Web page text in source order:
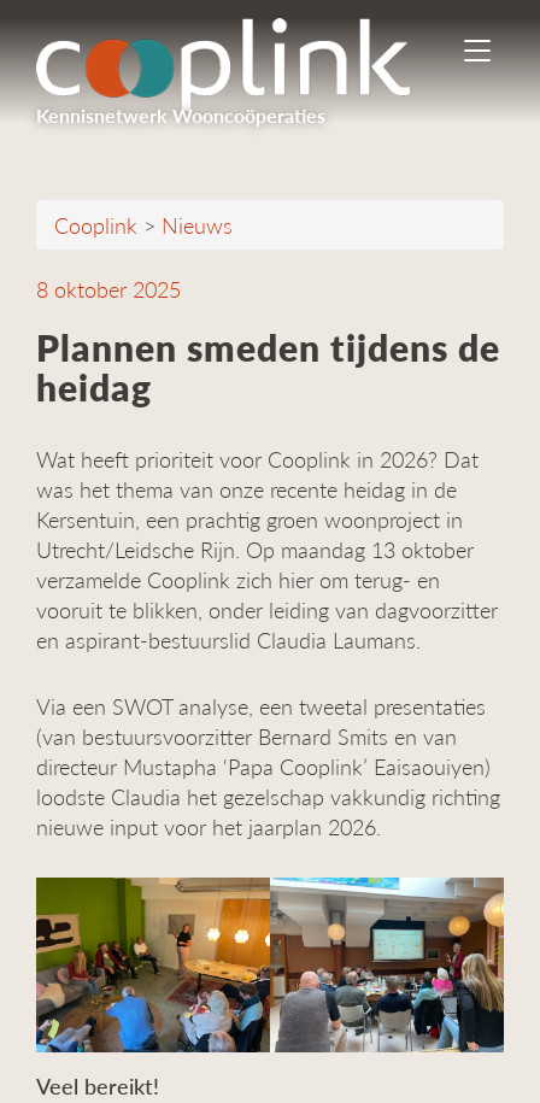
Kennisnetwerk Wooncoöperaties
I
n
-
k
e
n
t
Cooplink > Nieuws
8 oktober 2025
Plannen smeden tijdens de
heidag
Wat heeft prioriteit voor Cooplink in 2026? Dat
was het thema van onze recente heidag in de
Kersentuin, een prachtig groen woonproject in
Utrecht/Leidsche Rijn. Op maandag 13 oktober
verzamelde Cooplink zich hier om terug- en
vooruit te blikken, onder leiding van dagvoorzitter
en aspirant-bestuurslid Claudia Laumans.
Via een SWOT analyse, een tweetal presentaties
(van bestuursvoorzitter Bernard Smits en van
directeur Mustapha ‘Papa Cooplink’ Eaisaouiyen)
loodste Claudia het gezelschap vakkundig richting
nieuwe input voor het jaarplan 2026.
Veel bereikt!